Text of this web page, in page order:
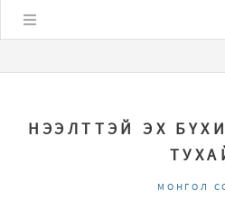
НЭЭЛТТЭЙ ЭХ
МОНГОЛ